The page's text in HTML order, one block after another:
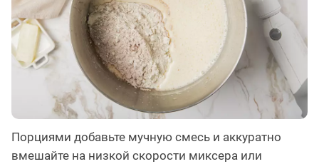
Порциями добавьте мучную смесь и аккуратно
вмешайте на низкой скорости миксера или